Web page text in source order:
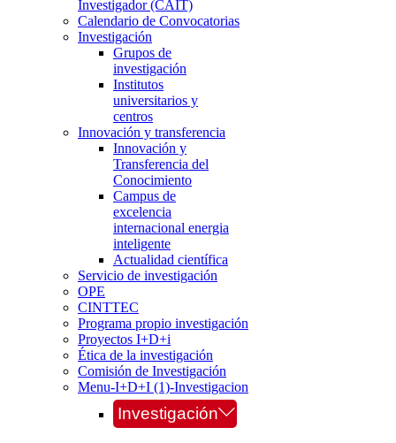
Investigador (CAIT)
Calendario de Convocatorias
Investigación
Grupos de
investigación
Institutos
universitarios y
centros
Innovación y transferencia
Innovación y
Transferencia del
Conocimiento
Campus de
excelencia
internacional energia
inteligente
Actualidad científica
Servicio de investigación
OPE
CINTTEC
Programa propio investigación
Proyectos I+D+i
Ética de la investigación
Comisión de Investigación
Menu-I+D+I (1)-Investigacion
Investigación